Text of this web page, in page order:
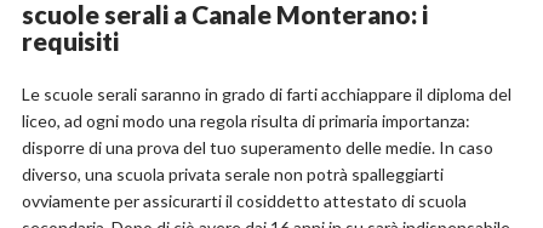
scuole serali a Canale Monterano: i
requisiti
Le scuole serali saranno in grado di farti acchiappare il diploma del
liceo, ad ogni modo una regola risulta di primaria importanza:
disporre di una prova del tuo superamento delle medie. In caso
diverso, una scuola privata serale non potrà spalleggiarti
ovviamente per assicurarti il cosiddetto attestato di scuola